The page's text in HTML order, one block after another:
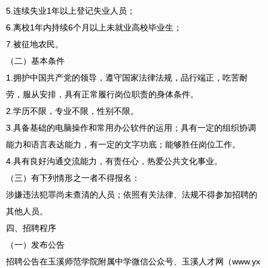
5.连续失业1年以上登记失业人员；
6.离校1年内持续6个月以上未就业高校毕业生；
7.被征地农民。
（二）基本条件
1.拥护中国共产党的领导，遵守国家法律法规，品行端正，吃苦耐
劳，服从安排，具有正常履行岗位职责的身体条件。
2.学历不限，专业不限，性别不限。
3.具备基础的电脑操作和常用办公软件的运用；具有一定的组织协调
能力和语言表达能力，有一定的文字功底；能够胜任岗位工作。
4.具有良好沟通交流能力，有责任心，热爱公共文化事业。
（三）有下列情形之一者不得报名：
涉嫌违法犯罪尚未查清的人员；依照有关法律、法规不得参加招聘的
其他人员。
四、招聘程序
（一）发布公告
招聘公告在玉溪师范学院附属中学微信公众号、玉溪人才网（www.yx